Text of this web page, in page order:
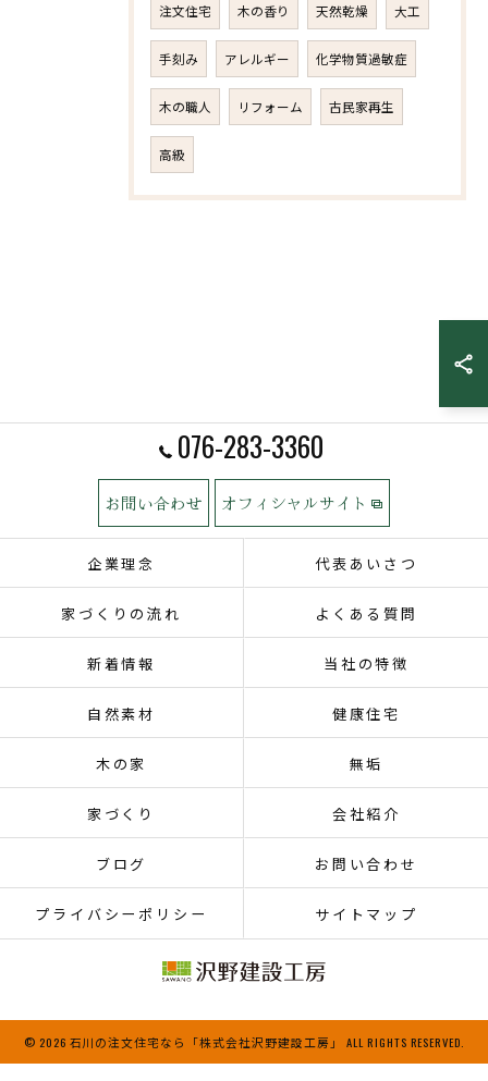
注文住宅 木の香り 天然乾燥 大工
手刻み アレルギー 化学物質過敏症
木の職人 リフォーム 古民家再生
高級
076-283-3360
お問い合わせ オフィシャルサイト
企業理念 代表あいさつ
家づくりの流れ よくある質問
新着情報 当社の特徴
自然素材 健康住宅
木の家 無垢
家づくり 会社紹介
ブログ お問い合わせ
プライバシーポリシー サイトマップ
© 2026 石川の注文住宅なら「株式会社沢野建設工房」 ALL RIGHTS RESERVED.